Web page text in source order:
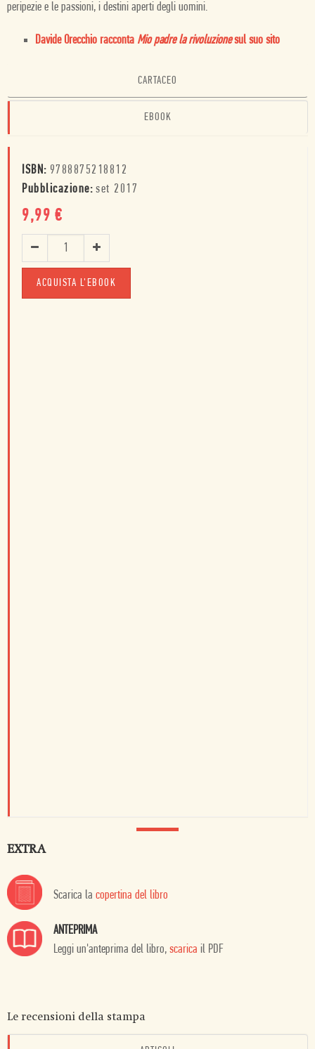
peripezie e le passioni, i destini aperti degli uomini.
Davide Orecchio racconta Mio padre la rivoluzionesul suo sito
CARTACEO
EBOOK
ISBN: 9788875218812
Pubblicazione: set 2017
9,99 €
ACQUISTA L'EBOOK
EXTRA
Scarica la copertina del libro
ANTEPRIMA
Leggi un'anteprima del libro, scarica il PDF
Le recensioni della stampa